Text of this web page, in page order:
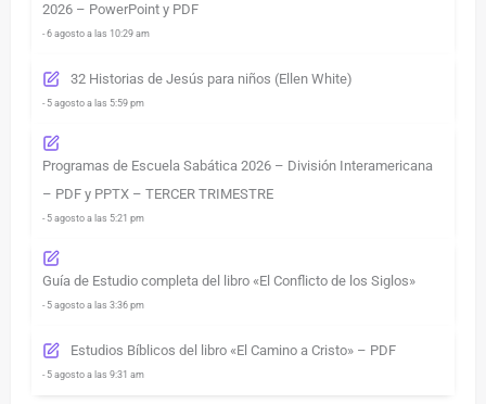
2026 – PowerPoint y PDF
- 6 agosto a las 10:29 am
32 Historias de Jesús para niños (Ellen White)
- 5 agosto a las 5:59 pm
Programas de Escuela Sabática 2026 – División Interamericana
– PDF y PPTX – TERCER TRIMESTRE
- 5 agosto a las 5:21 pm
Guía de Estudio completa del libro «El Conflicto de los Siglos»
- 5 agosto a las 3:36 pm
Estudios Bíblicos del libro «El Camino a Cristo» – PDF
- 5 agosto a las 9:31 am